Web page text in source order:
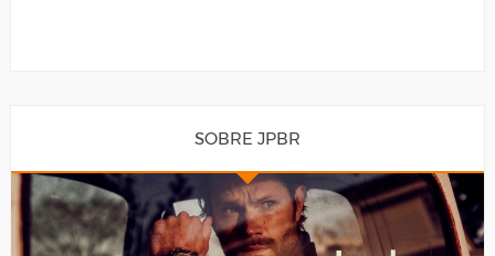
SOBRE JPBR